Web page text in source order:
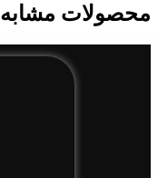
محصولات مشابه